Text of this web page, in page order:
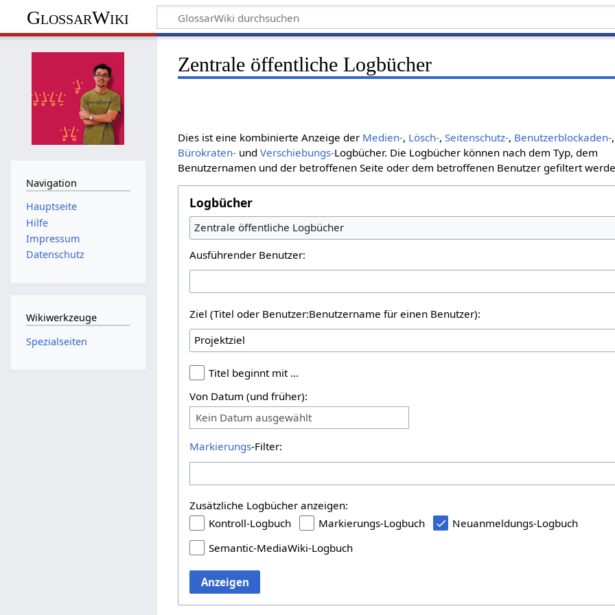
GlossarWiki
Zentrale öffentliche Logbücher
Dies ist eine kombinierte Anzeige der Medien-, Lösch-,Seitenschutz-, Benutzerblockaden-,
Bürokraten- undVerschiebungs-Logbücher. Die Logbücher können nach dem Typ, dem
Benutzernamen und der betroffenen Seite oder dem betroffenen Benutzer gefiltert
Logbücher
Zentrale öffentliche Logbücher
Ausführender Benutzer:
Ziel (Titel oder Benutzer:Benutzername für einen Benutzer):
Titel beginnt mit …
Von Datum (und früher):
Kein Datum ausgewählt
Markierungs-Filter:
Zusätzliche Logbücher anzeigen:
Kontroll-Logbuch
Markierungs-Logbuch
Neuanmeldungs-Logbuch
Semantic-MediaWiki-Logbuch
Anzeigen
Navigation
Hauptseite
Hilfe
Impressum
Datenschutz
Wikiwerkzeuge
Spezialseiten